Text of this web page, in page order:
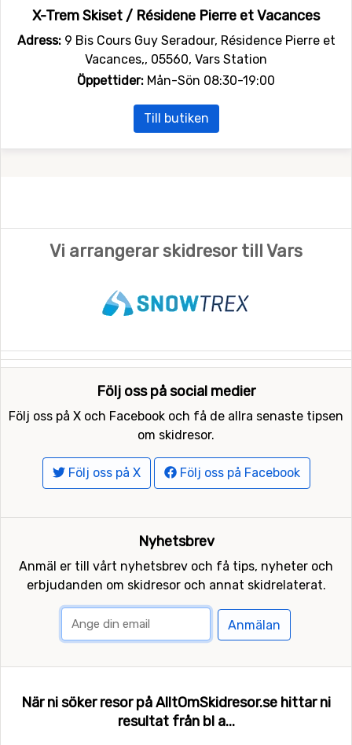
X-Trem Skiset / Résidene Pierre et Vacances
Adress:9 Bis Cours Guy Seradour, Résidence Pierre et
Vacances,, 05560, Vars Station
Öppettider: Mån-Sön 08:30-19:00
Till butiken
Vi arrangerar skidresor till Vars
Följ oss på social medier
Följ oss på X och Facebook och få de allra senaste tipsen
om skidresor.
Följ oss på X Följ oss på Facebook
Nyhetsbrev
Anmäl er till vårt nyhetsbrev och få tips, nyheter och
erbjudanden om skidresor och annat skidrelaterat.
Anmälan
När ni söker resor på AlltOmSkidresor.se hittar ni
resultat från bl a...